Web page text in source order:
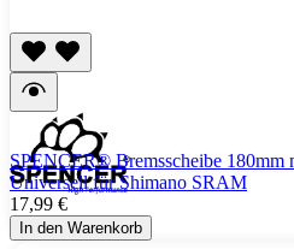
SPENCER® Bremsscheibe 180mm
Universell für Shimano SRAM
17,99 €
In den Warenkorb